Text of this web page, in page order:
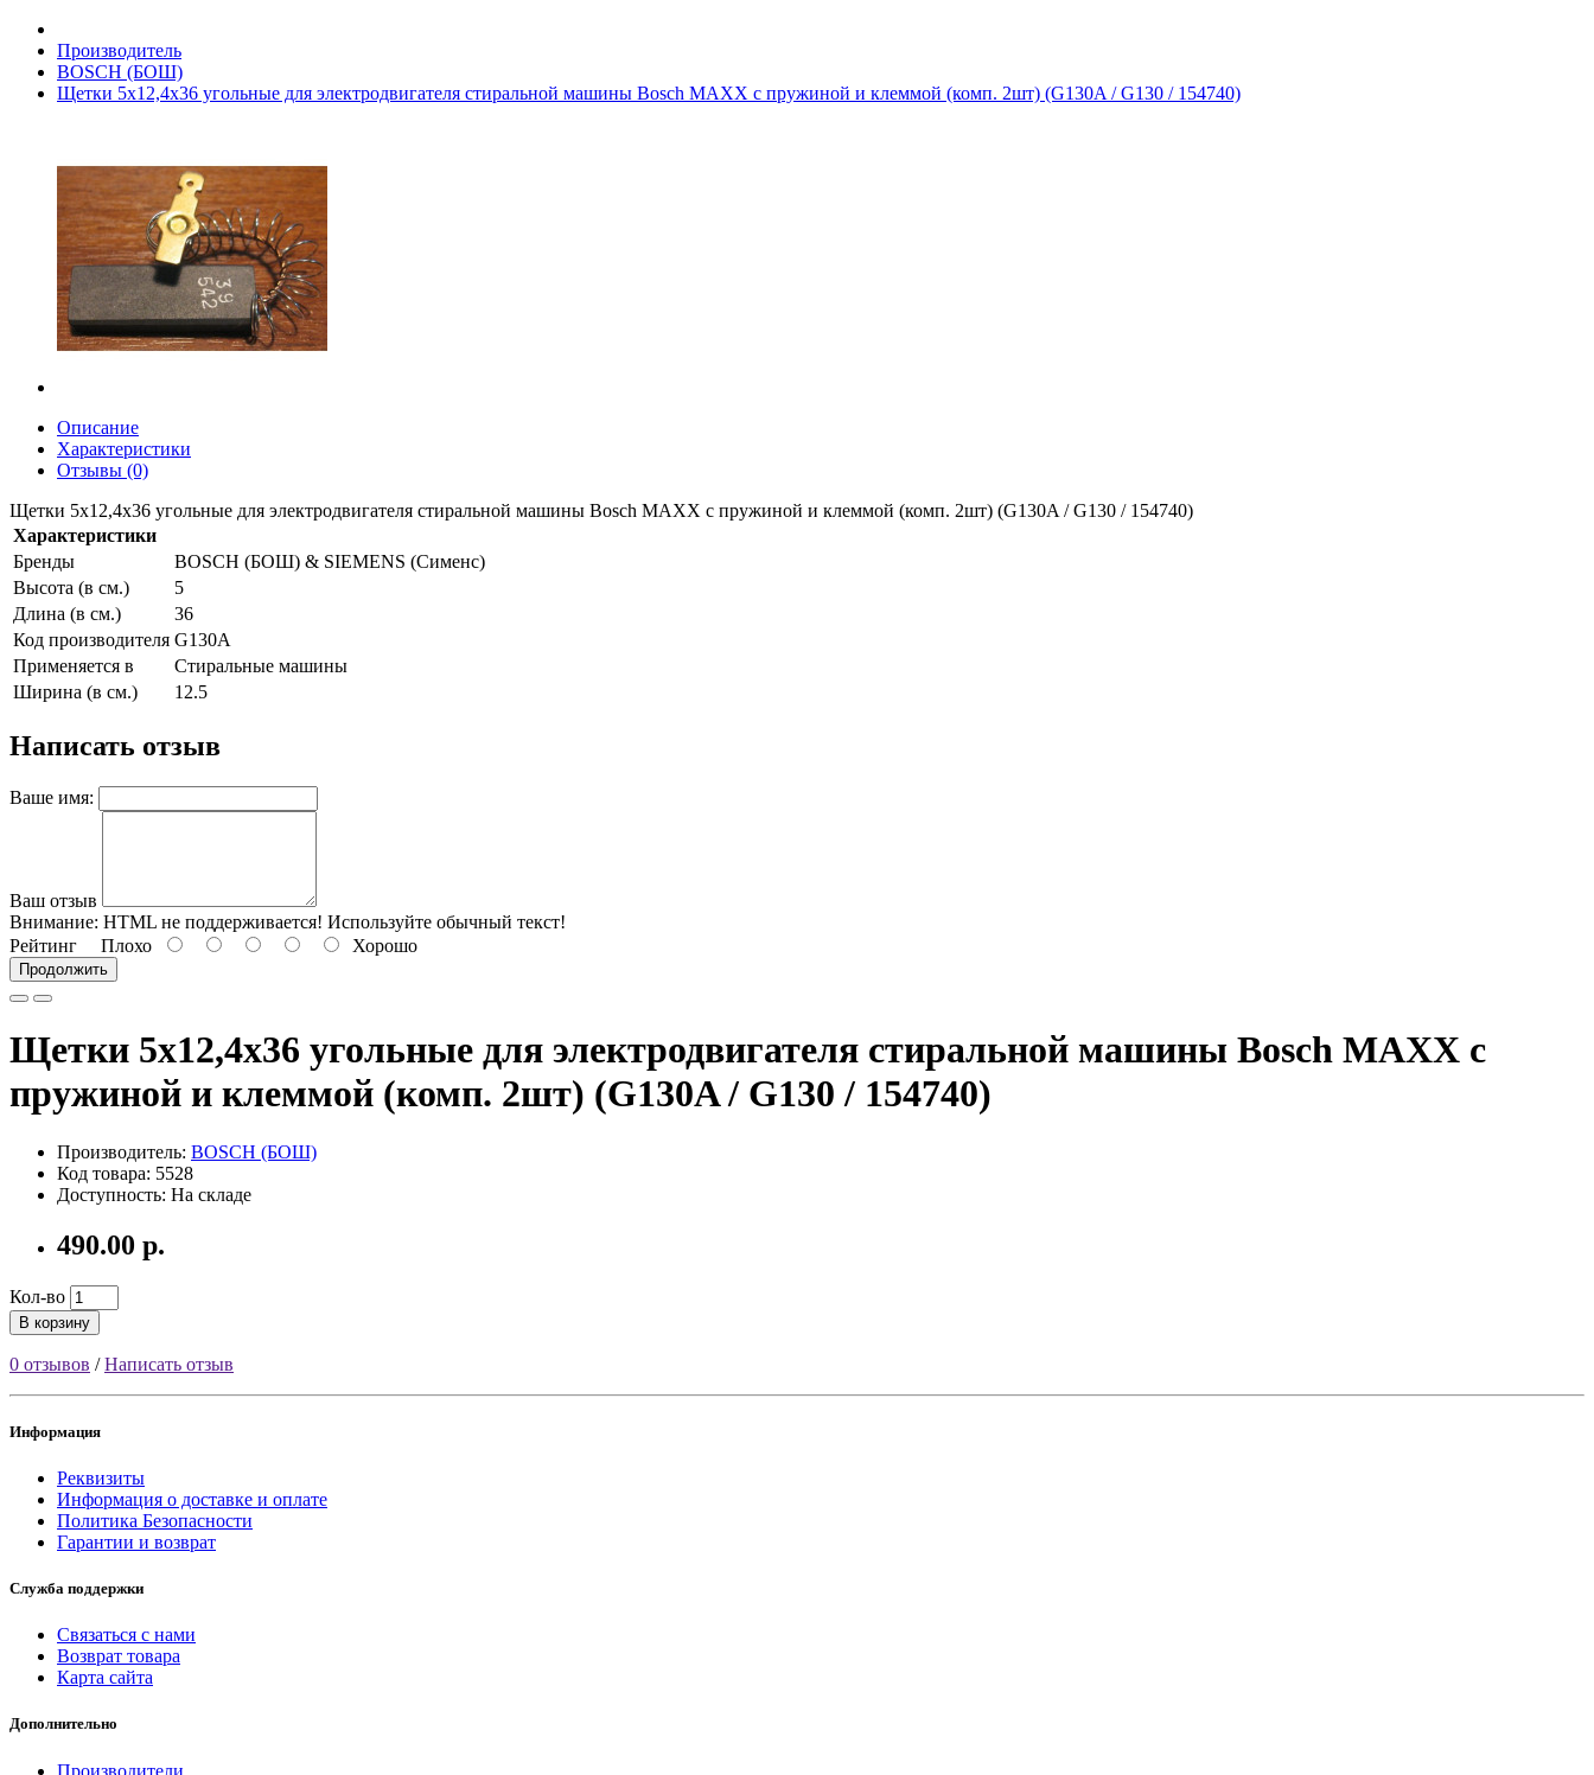
Производитель
BOSCH (БОШ)
Щетки 5х12,4х36 угольные для электродвигателя стиральной машины Bosch MAXX с пружиной и клеммой (комп. 2шт) (G130A / G130 / 154740)
Описание
Характеристики
Отзывы (0)
Щетки 5х12,4х36 угольные для электродвигателя стиральной машины Bosch MAXX с пружиной и клеммой (комп. 2шт) (G130A / G130 / 154740)
Характеристики
Бренды
BOSCH (БОШ) & SIEMENS (Сименс)
Высота (в см.)
5
Длина (в см.)
36
Код производителя G130A
Применяется в
Стиральные машины
Ширина (в см.)
12.5
Написать отзыв
Ваше имя:
Ваш отзыв
Внимание: HTML не поддерживается! Используйте обычный текст!
Рейтинг Плохо Хорошо
Продолжить
Щетки 5х12,4х36 угольные для электродвигателя стиральной машины Bosch MAXX с
пружиной и клеммой (комп. 2шт) (G130A / G130 / 154740)
Производитель: BOSCH (БОШ)
Код товара: 5528
Доступность: На складе
490.00 р.
Кол-во
В корзину
0 отзывов /Написать отзыв
Информация
Реквизиты
Информация о доставке и оплате
Политика Безопасности
Гарантии и возврат
Служба поддержки
Связаться с нами
Возврат товара
Карта сайта
Дополнительно
Производители